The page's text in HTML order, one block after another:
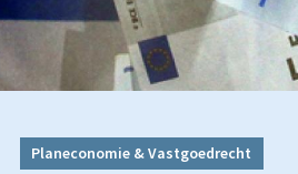
Planeconomie & Vastgoedrecht